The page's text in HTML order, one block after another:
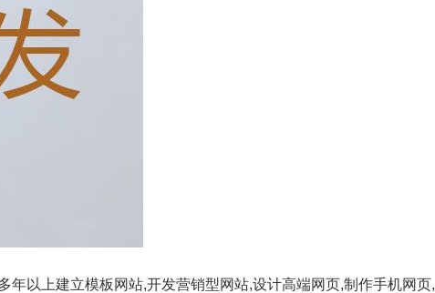
以上建立模板网站,开发营销型网站,设计高端网页,制作手机网页,